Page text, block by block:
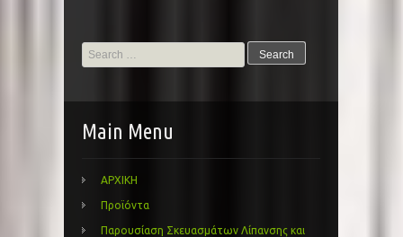
Search
for:
Main Menu
ΑΡΧΙΚΗ
Προϊόντα
Παρουσίαση Σκευασμάτων Λίπανσης και